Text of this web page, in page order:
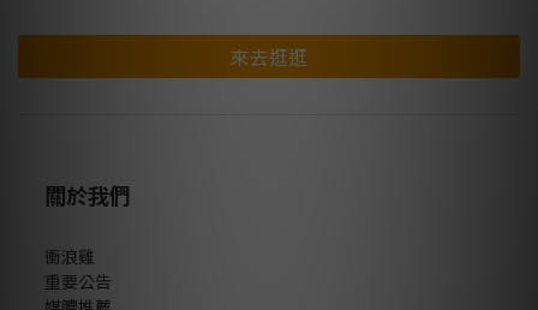
來去逛逛
關於我們
衝浪雞
重要公告